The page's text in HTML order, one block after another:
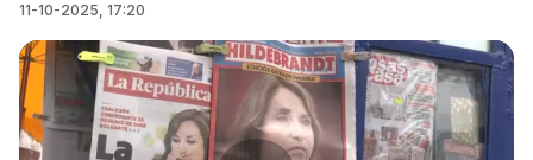
11-10-2025, 17:20